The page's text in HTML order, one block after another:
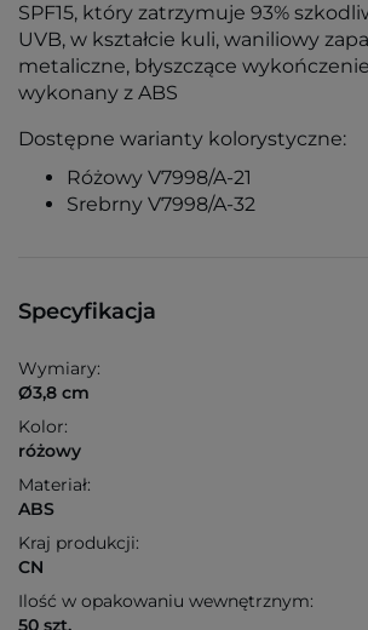
SPF15, który zatrzymuje 93%
UVB, w kształcie kuli, waniliowy
metaliczne, błyszczące
wykonany z ABS
Dostępne warianty kolorystyczne:
Różowy V7998/A-21
Srebrny V7998/A-32
Specyfikacja
Wymiary:
Ø3,8 cm
Kolor:
różowy
Materiał:
ABS
Kraj produkcji:
CN
Ilość w opakowaniu wewnętrznym:
50 szt.